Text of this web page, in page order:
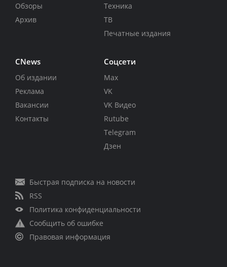
Обзоры
Архив
Техника
ТВ
Печатные издания
CNews
Об издании
Реклама
Вакансии
Контакты
Соцсети
Max
VK
VK Видео
Rutube
Telegram
Дзен
Быстрая подписка на новости
RSS
Политика конфиденциальности
Сообщить об ошибке
Правовая информация